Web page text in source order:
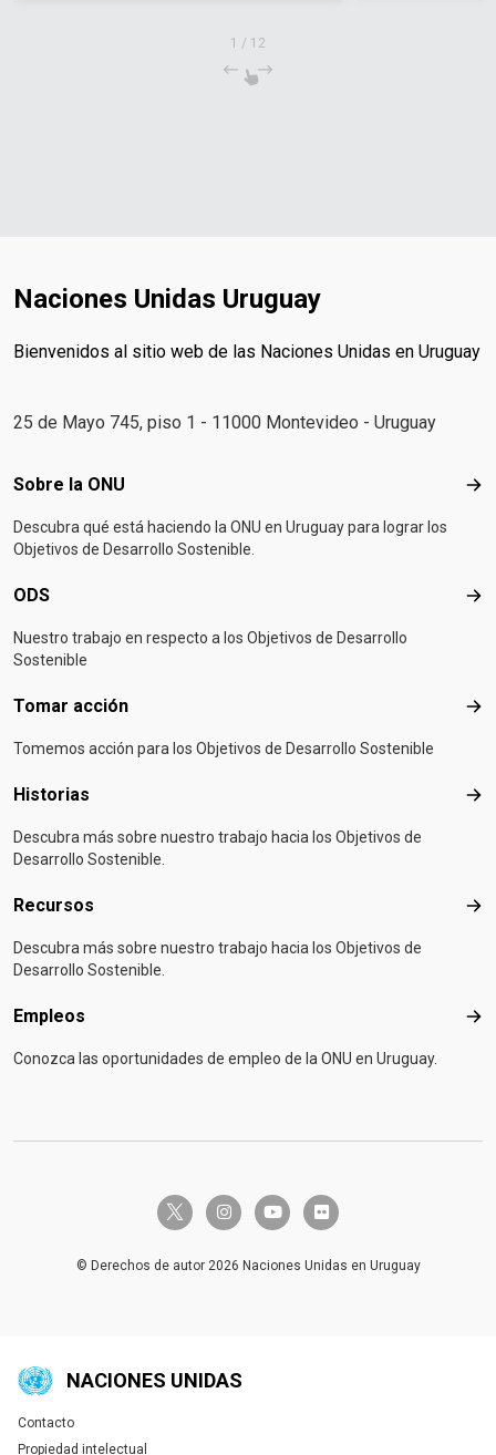
1 / 12
Naciones Unidas Uruguay
Bienvenidos al sitio web de las Naciones Unidas en Uruguay
25 de Mayo 745, piso 1 - 11000 Montevideo - Uruguay
Footer menu
Sobre la ONU
Descubra qué está haciendo la ONU en Uruguay para lograr los
Objetivos de Desarrollo Sostenible.
ODS
Nuestro trabajo en respecto a los Objetivos de Desarrollo
Sostenible
Tomar acción
Tomemos acción para los Objetivos de Desarrollo Sostenible
Historias
Descubra más sobre nuestro trabajo hacia los Objetivos de
Desarrollo Sostenible.
Recursos
Descubra más sobre nuestro trabajo hacia los Objetivos de
Desarrollo Sostenible.
Empleos
Conozca las oportunidades de empleo de la ONU en Uruguay.
twitter-x instagramyoutube flickr
© Derechos de autor 2026 Naciones Unidas en Uruguay
NACIONES UNIDAS
Global U.N. menu
Contacto
Propiedad intelectual